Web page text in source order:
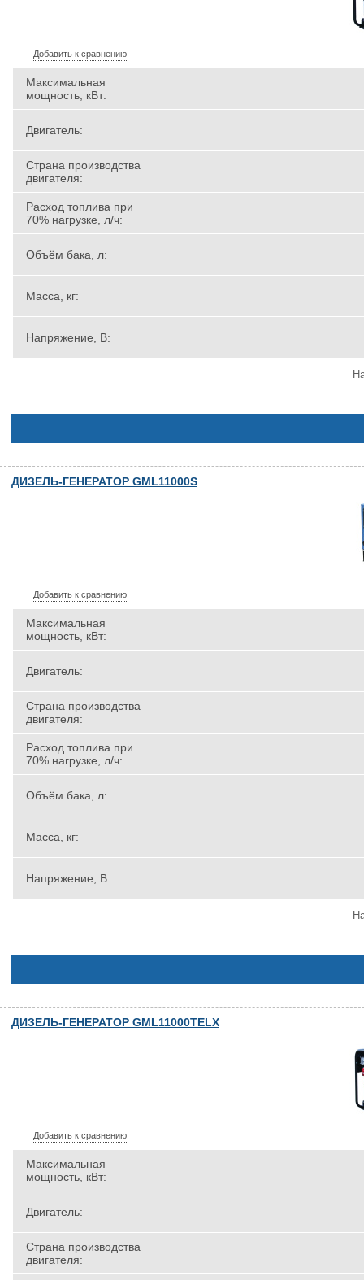
Добавить к сравнению
Максимальная
мощность, кВт:
Двигатель:
Страна производства
двигателя:
Расход топлива при
70% нагрузке, л/ч:
Объём бака, л:
Масса, кг:
Напряжение, В:
ДИЗЕЛЬ-ГЕНЕРАТОР GML11000S
Добавить к сравнению
Максимальная
мощность, кВт:
Двигатель:
Страна производства
двигателя:
Расход топлива при
70% нагрузке, л/ч:
Объём бака, л:
Масса, кг:
Напряжение, В:
ДИЗЕЛЬ-ГЕНЕРАТОР GML11000TELX
Добавить к сравнению
Максимальная
мощность, кВт:
Двигатель:
Страна производства
двигателя: